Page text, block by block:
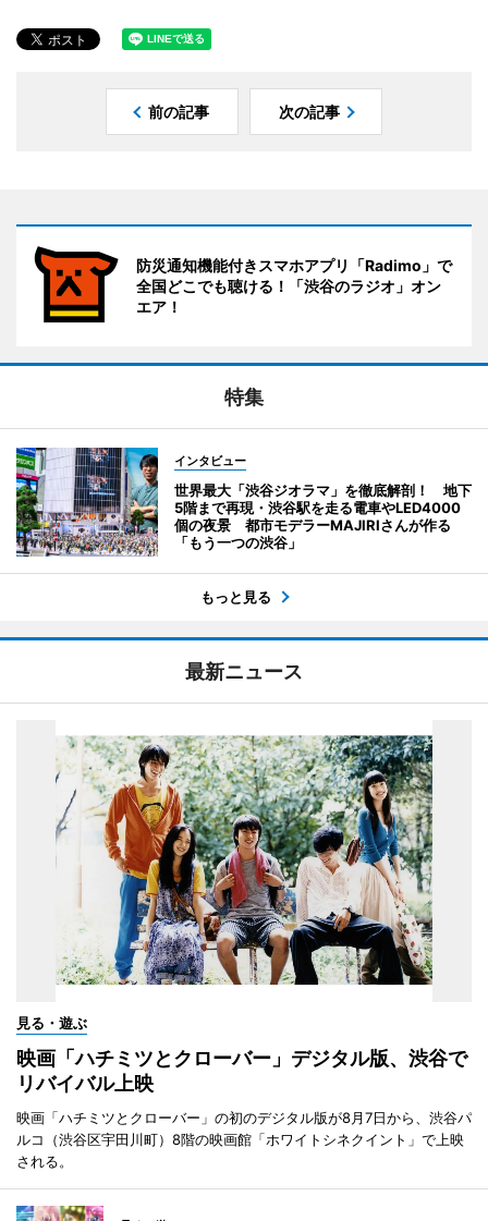
前の記事 次の記事
防災通知機能付きスマホアプリ「Radimo」で
全国どこでも聴ける！「渋谷のラジオ」オン
エア！
特集
インタビュー
世界最大「渋谷ジオラマ」を徹底解剖！ 地下
5階まで再現・渋谷駅を走る電車やLED4000
個の夜景 都市モデラーMAJIRIさんが作る
「もう一つの渋谷」
もっと見る
最新ニュース
見る・遊ぶ
映画「ハチミツとクローバー」デジタル版、渋谷で
リバイバル上映
映画「ハチミツとクローバー」の初のデジタル版が8月7日から、渋谷パ
ルコ（渋谷区宇田川町）8階の映画館「ホワイトシネクイント」で上映
される。